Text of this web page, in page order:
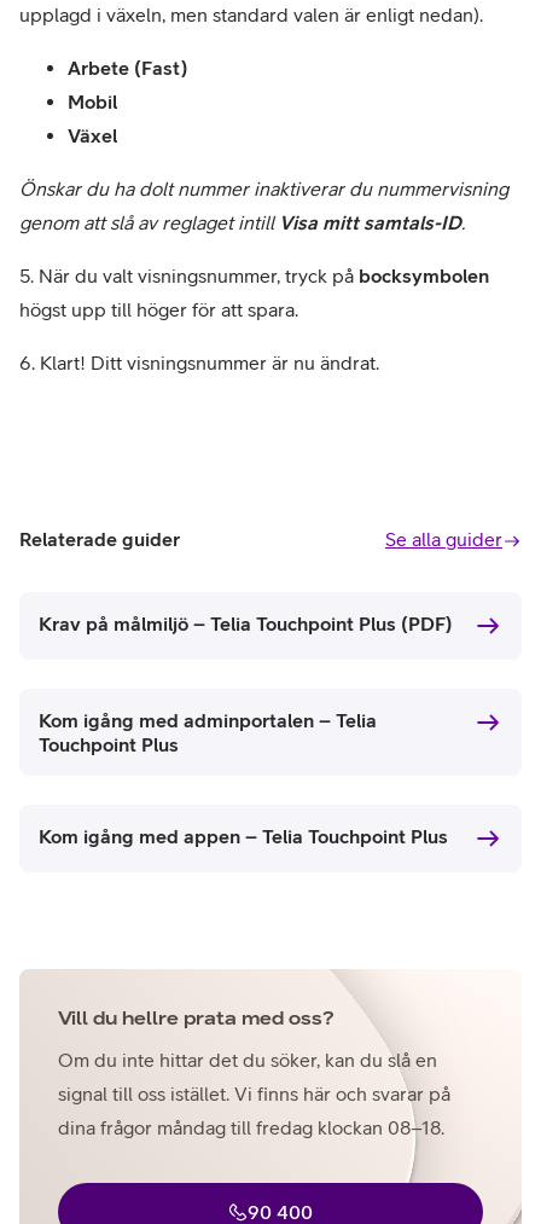
upplagd i växeln, men standard valen är enligt nedan).
Arbete (Fast)
Mobil
Växel
Önskar du ha dolt nummer inaktiverar du nummervisning
genom att slå av reglaget intill Visa mitt samtals-ID.
5. När du valt visningsnummer, tryck på bocksymbolen
högst upp till höger för att spara.
6. Klart! Ditt visningsnummer är nu ändrat.
Relaterade guider Se alla guider
Krav på målmiljö – Telia Touchpoint Plus (PDF)
Kom igång med adminportalen – Telia
Touchpoint Plus
Kom igång med appen – Telia Touchpoint Plus
Vill du hellre prata med oss?
Om du inte hittar det du söker, kan du slå en
signal till oss istället. Vi finns här och svarar på
dina frågor måndag till fredag klockan 08–18.
90 400